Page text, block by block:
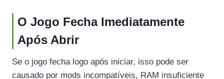
O Jogo Fecha Imediatamente
Após Abrir
Se o jogo fecha logo após iniciar, isso pode ser
causado por mods incompatíveis, RAM insuficiente